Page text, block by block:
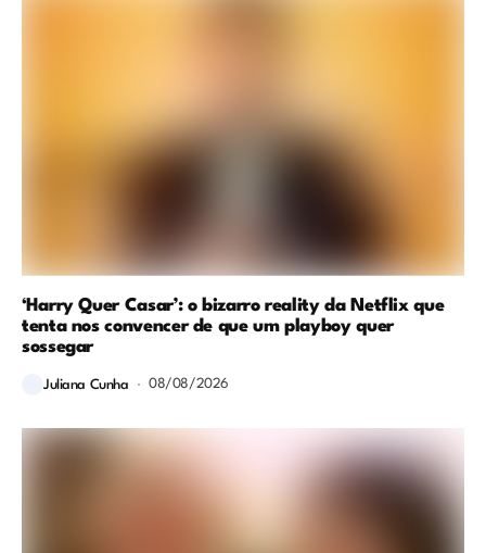
‘Harry Quer Casar’: o bizarro reality da Netflix que
tenta nos convencer de que um playboy quer
sossegar
Juliana Cunha 08/08/2026